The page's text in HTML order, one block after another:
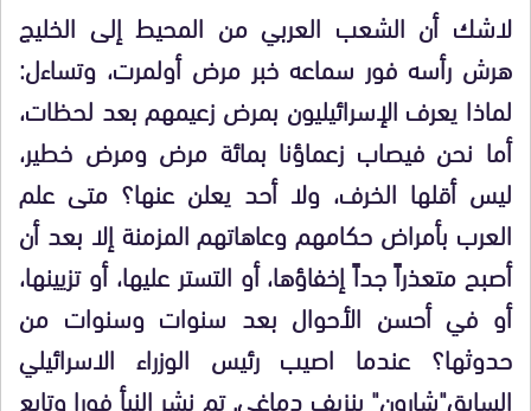
لاشك أن الشعب العربي من المحيط إلى الخليج
هرش رأسه فور سماعه خبر مرض أولمرت، وتساءل:
لماذا يعرف الإسرائيليون بمرض زعيمهم بعد لحظات،
أما نحن فيصاب زعماؤنا بمائة مرض ومرض خطير،
ليس أقلها الخرف، ولا أحد يعلن عنها؟ متى علم
العرب بأمراض حكامهم وعاهاتهم المزمنة إلا بعد أن
أصبح متعذراً جداً إخفاؤها، أو التستر عليها، أو تزيينها،
أو في أحسن الأحوال بعد سنوات وسنوات من
حدوثها؟ عندما اصيب رئيس الوزراء الاسرائيلي
السابق"شارون" بنزيف دماغي, تم نشر النبأ فورا وتابع